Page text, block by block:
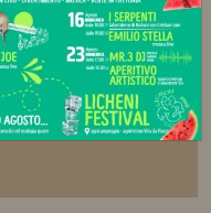
e acconsento al